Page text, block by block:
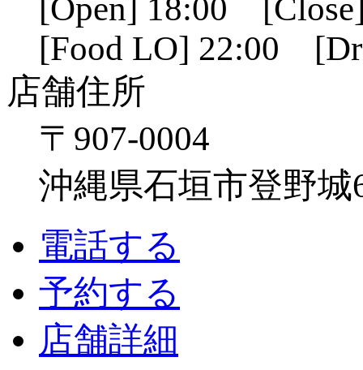
[Open] 18:00
[Food LO] 22:00
店舗住所
〒907-0004
沖縄県石垣市登野城
電話する
予約する
店舗詳細